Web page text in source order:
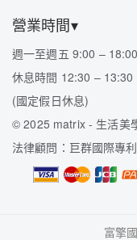
營業時間▾
週一至週五 9:00 – 18:00
休息時間 12:30 – 13:30
(國定假日休息)
© 2025 matrix - 生活美
法律顧問：巨群國際專
富擎